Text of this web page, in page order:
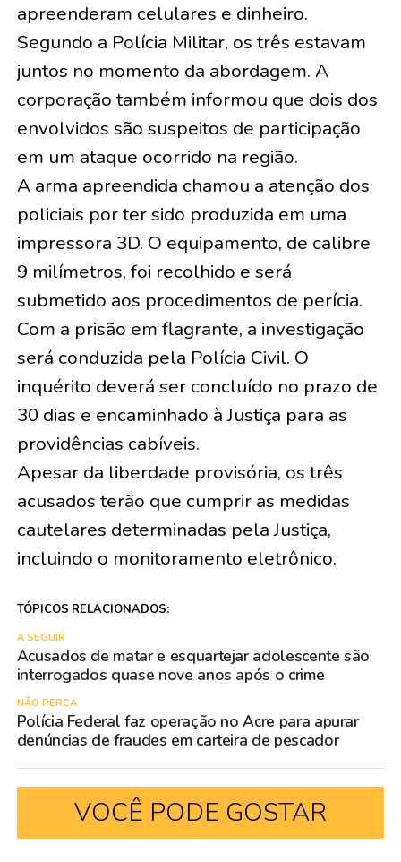
apreenderam celulares e dinheiro.
Segundo a Polícia Militar, os três estavam
juntos no momento da abordagem. A
corporação também informou que dois dos
envolvidos são suspeitos de participação
em um ataque ocorrido na região.
A arma apreendida chamou a atenção dos
policiais por ter sido produzida em uma
impressora 3D. O equipamento, de calibre
9 milímetros, foi recolhido e será
submetido aos procedimentos de perícia.
Com a prisão em flagrante, a investigação
será conduzida pela Polícia Civil. O
inquérito deverá ser concluído no prazo de
30 dias e encaminhado à Justiça para as
providências cabíveis.
Apesar da liberdade provisória, os três
acusados terão que cumprir as medidas
cautelares determinadas pela Justiça,
incluindo o monitoramento eletrônico.
TÓPICOS RELACIONADOS:
A SEGUIR
Acusados de matar e esquartejar adolescente são
interrogados quase nove anos após o crime
NÃO PERCA
Polícia Federal faz operação no Acre para apurar
denúncias de fraudes em carteira de pescador
VOCÊ PODE GOSTAR